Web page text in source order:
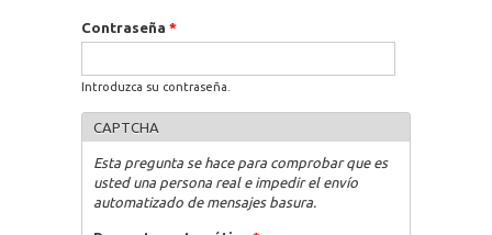
Contraseña *
Introduzca su contraseña.
CAPTCHA
Esta pregunta se hace para comprobar que es
usted una persona real e impedir el envío
automatizado de mensajes basura.